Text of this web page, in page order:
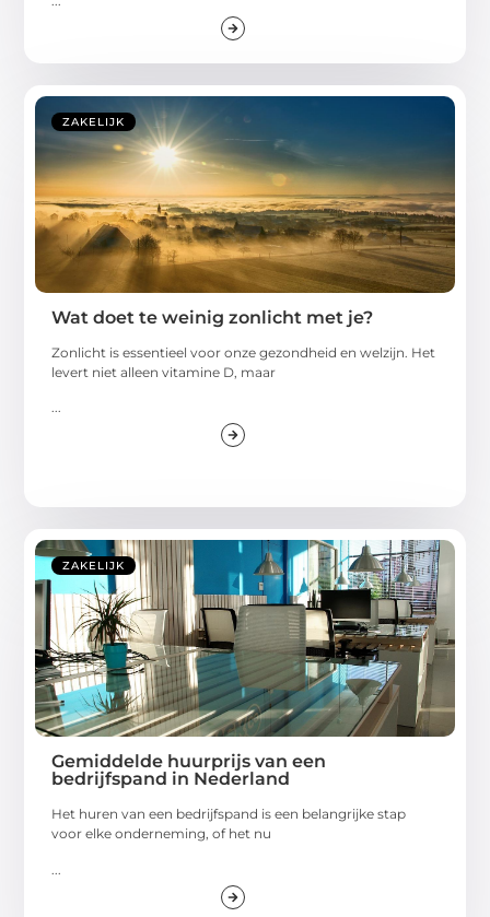
ZAKELIJK
Wat doet te weinig zonlicht met je?
Zonlicht is essentieel voor onze gezondheid en welzijn. Het
levert niet alleen vitamine D, maar
...
ZAKELIJK
Gemiddelde huurprijs van een
bedrijfspand in Nederland
Het huren van een bedrijfspand is een belangrijke stap
voor elke onderneming, of het nu